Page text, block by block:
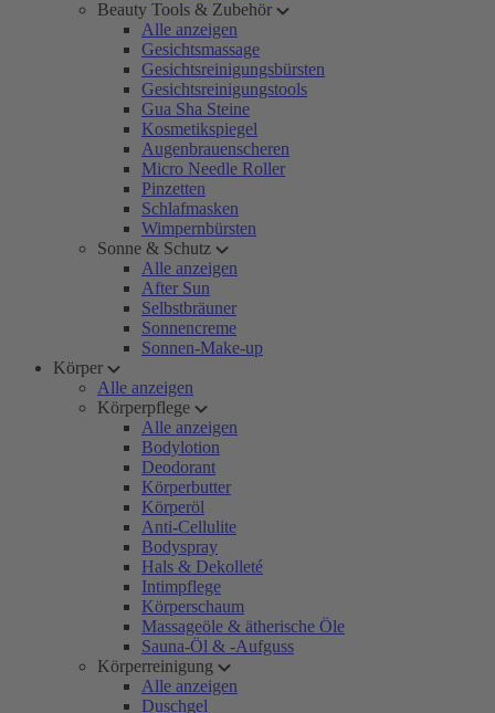
Beauty Tools & Zubehör
Alle anzeigen
Gesichtsmassage
Gesichtsreinigungsbürsten
Gesichtsreinigungstools
Gua Sha Steine
Kosmetikspiegel
Augenbrauenscheren
Micro Needle Roller
Pinzetten
Schlafmasken
Wimpernbürsten
Sonne & Schutz
Alle anzeigen
After Sun
Selbstbräuner
Sonnencreme
Sonnen-Make-up
Körper
Alle anzeigen
Körperpflege
Alle anzeigen
Bodylotion
Deodorant
Körperbutter
Körperöl
Anti-Cellulite
Bodyspray
Hals & Dekolleté
Intimpflege
Körperschaum
Massageöle & ätherische Öle
Sauna-Öl & -Aufguss
Körperreinigung
Alle anzeigen
Duschgel